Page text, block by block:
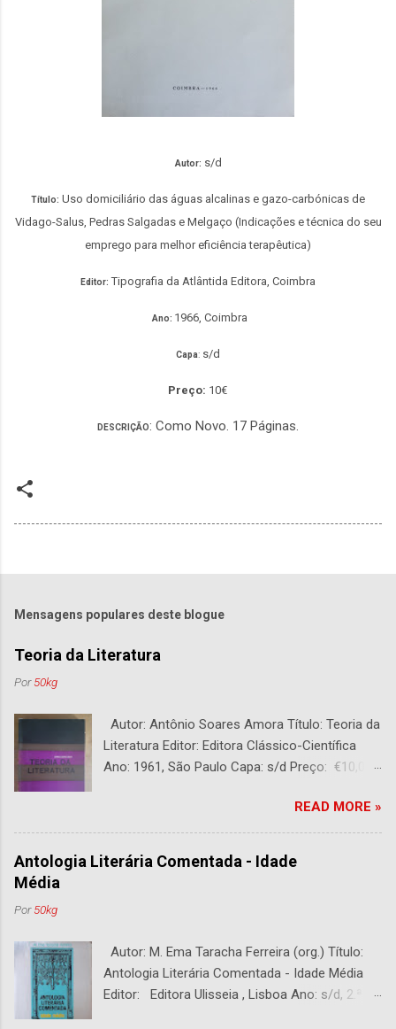
Autor: s/d
Título: Uso domiciliário das águas alcalinas e gazo-carbónicas de
Vidago-Salus, Pedras Salgadas e Melgaço (Indicações e técnica do seu
emprego para melhor eficiência terapêutica)
Editor: Tipografia da Atlântida Editora, Coimbra
Ano: 1966, Coimbra
Capa: s/d
Preço: 10€
DESCRIÇÃO: Como Novo. 17 Páginas.
Mensagens populares deste blogue
Teoria da Literatura
Por50kg
Autor: Antônio Soares Amora Título: Teoria da
Literatura Editor: Editora Clássico-Científica
Ano: 1961, São Paulo Capa: s/d Preço: €10,00
READ MORE »
Antologia Literária Comentada - Idade
Média
Por50kg
Autor: M. Ema Taracha Ferreira (org.) Título:
Antologia Literária Comentada - Idade Média
Editor: Editora Ulisseia , Lisboa Ano: s/d, 2.ª